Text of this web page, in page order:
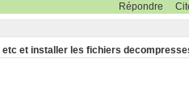
Répondre
et installer les fichiers